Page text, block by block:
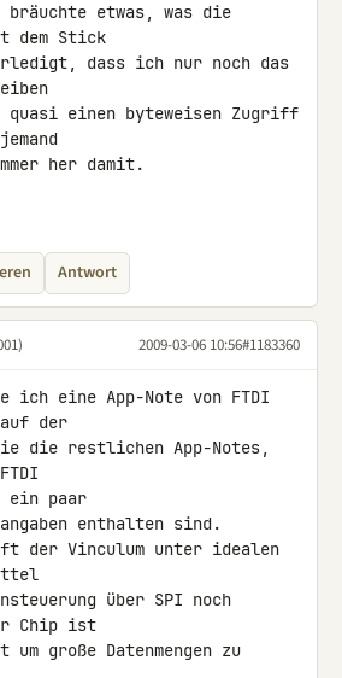
etwas, was die
dem Stick
dass ich nur noch das
quasi einen byteweisen Zugriff
her damit.
Antwort
2009-03-06 10:56#1183360
ich eine App-Note von FTDI
auf der
die restlichen App-Notes,
paar
enthalten sind.
der Vinculum unter idealen
über SPI noch
Chip ist
große Datenmengen zu